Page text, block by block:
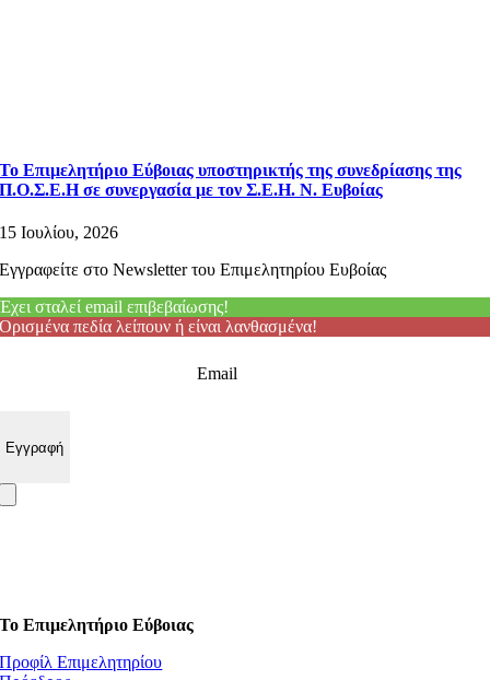
Το Επιμελητήριο Εύβοιας υποστηρικτής της συνεδρίασης της
Π.Ο.Σ.Ε.Η σε συνεργασία με τον Σ.Ε.Η. Ν. Ευβοίας
15 Ιουλίου, 2026
Εγγραφείτε στο Newsletter του Επιμελητηρίου Ευβοίας
Έχει σταλεί email επιβεβαίωσης!
Ορισμένα πεδία λείπουν ή είναι λανθασμένα!
Email
Το Επιμελητήριο Εύβοιας
Προφίλ Επιμελητηρίου